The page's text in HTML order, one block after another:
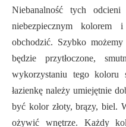
Niebanalność tych
niebezpiecznym
obchodzić. Szybko
będzie przytłoczone,
wykorzystaniu tego koloru
łazienkę należy umiejętnie
być kolor złoty, brązy, biel.
ożywić wnętrze. Każdy